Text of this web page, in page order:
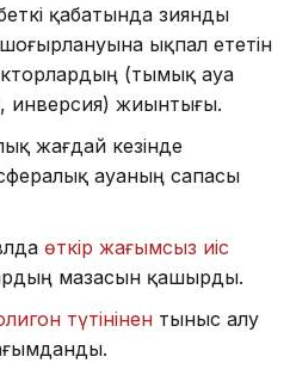
қабатында зиянды
ықпал ететін
(тымық ауа
инверсия) жиынтығы.
жағдай кезінде
ауаның сапасы
өткір жағымсыз иіс
мазасын қашырды.
түтінінен тыныс алу